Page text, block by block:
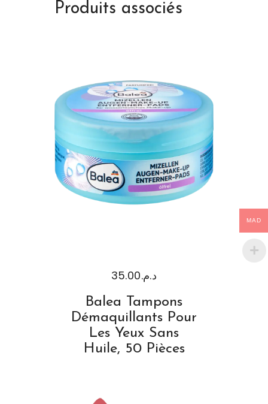
Produits associés
د.م.35.00
Balea Tampons
Démaquillants Pour
Les Yeux Sans
Huile, 50 Pièces
MAD